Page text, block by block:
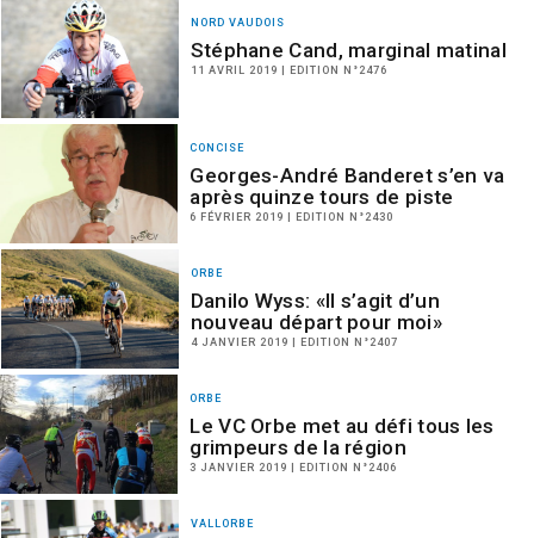
NORD VAUDOIS
Stéphane Cand, marginal matinal
11 AVRIL 2019 | EDITION N°2476
CONCISE
Georges-André Banderet s’en va
après quinze tours de piste
6 FÉVRIER 2019 | EDITION N°2430
ORBE
Danilo Wyss: «Il s’agit d’un
nouveau départ pour moi»
4 JANVIER 2019 | EDITION N°2407
ORBE
Le VC Orbe met au défi tous les
grimpeurs de la région
3 JANVIER 2019 | EDITION N°2406
VALLORBE